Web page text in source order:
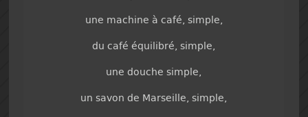
une machine à café, simple,
du café équilibré, simple,
une douche simple,
un savon de Marseille, simple,